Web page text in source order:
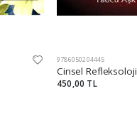
9786050204445
Cinsel Refleksoloji
450,00 TL